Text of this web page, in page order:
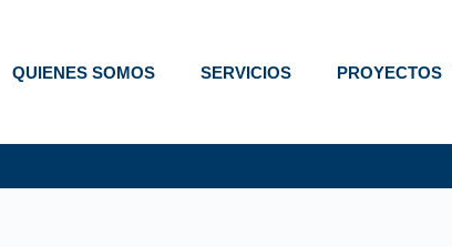
QUIENES SOMOS SERVICIOS PROYECTOS